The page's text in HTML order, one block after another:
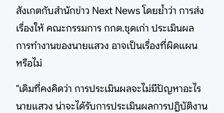
สังเกตกับสำนักข่าว Next News โดยย้ำว่า การส่ง
เรื่องให้ คณะกรรมการ กกต.ชุดเก่า ประเมินผล
การทำงานของนายแสวง อาจเป็นเรื่องที่ผิดแผน
หรือไม่
"เดิมที่คงคิดว่า การประเมินผลจะไม่มีปัญหาอะไร
นายแสวง น่าจะได้รับการประเมินผลการปฏิบัติงาน